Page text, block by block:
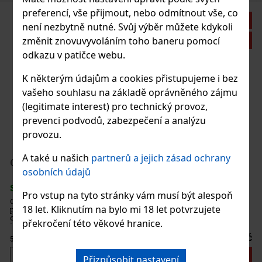
preferencí, vše přijmout, nebo odmítnout vše, co
není nezbytně nutné. Svůj výběr můžete kdykoli
změnit znovuvyvoláním toho baneru pomocí
odkazu v patičce webu.
K některým údajům a cookies přistupujeme i bez
vašeho souhlasu na základě oprávněného zájmu
(legitimate interest) pro technický provoz,
prevenci podvodů, zabezpečení a analýzu
provozu.
A také u našich partnerů a jejich zásad ochrany
osobních údajů
Pro vstup na tyto stránky vám musí být alespoň
18 let. Kliknutím na bylo mi 18 let potvrzujete
překročení této věkové hranice.